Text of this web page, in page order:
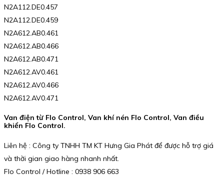
N2A112.DE0.457
N2A112.DE0.459
N2A612.AB0.461
N2A612.AB0.466
N2A612.AB0.471
N2A612.AV0.461
N2A612.AV0.466
N2A612.AV0.471
Van điện từ Flo Control, Van khí nén Flo Control, Van điều
khiển Flo Control.
Liên hệ : Công ty TNHH TM KT Hưng Gia Phát để được hỗ trợ giá
và thời gian giao hàng nhanh nhất.
Flo Control / Hotline : 0938 906 663